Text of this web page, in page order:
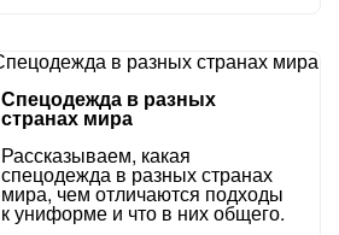
Спецодежда в разных
странах мира
Рассказываем, какая
спецодежда в разных странах
мира, чем отличаются подходы
к униформе и что в них общего.